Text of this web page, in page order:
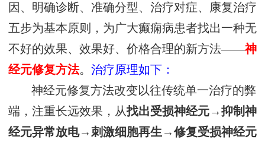
因、明确诊断、准确分型、治疗对症、康复治疗
五步为基本原则，为广大癫痫病患者找出一种无
不好的效果、效果好、价格合理的新方法——神
经元修复方法。 治疗原理如下：
神经元修复方法改变以往传统单一治疗的弊
端，注重长远效果，从找出受损神经元→抑制神
经元异常放电→刺激细胞再生→修复受损神经元